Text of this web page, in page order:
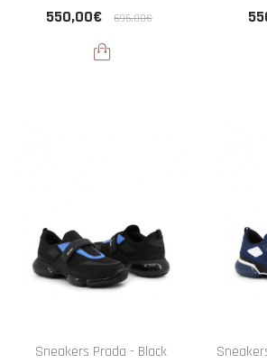
550,00€ 695,00€
Sneakers Prada - Black